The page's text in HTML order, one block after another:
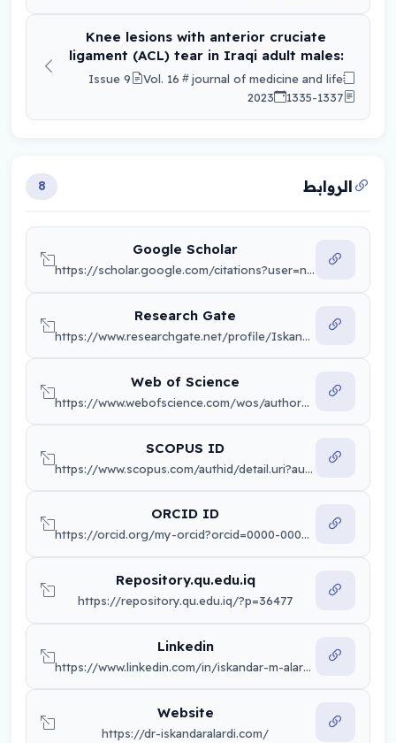
Knee lesions with anterior cruciate
ligament (ACL) tear in Iraqi adult males:
arthroscopic findings
journal of medicine and life
Vol. 16
Issue 9
1335-1337
2023
الروابط 8
Google Scholar
https://scholar.google.com/citations?user=nmDbyiYAAAAJ&hl=ar
Research Gate
https://www.researchgate.net/profile/Iskandar-Al-Ardi
Web of Science
https://www.webofscience.com/wos/author/record/A-6565-2018
SCOPUS ID
https://www.scopus.com/authid/detail.uri?authorId=57198443600
ORCID ID
https://orcid.org/my-orcid?orcid=0000-0002-8040-814X
Repository.qu.edu.iq
https://repository.qu.edu.iq/?p=36477
Linkedin
https://www.linkedin.com/in/iskandar-m-alardi-10a51685?utm_source=share&utm_campaign=share_via&utm_content=profile&utm_medium=android_app
Website
https://dr-iskandaralardi.com/